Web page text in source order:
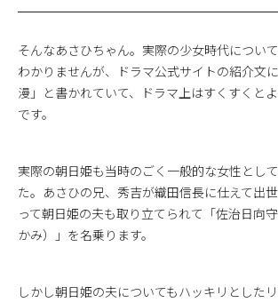
そんなあさひちゃん。実際の少女時代につい
わかりませんが、ドラマ公式サイトの紹介文
漫」と書かれていて、ドラマ上はすくすくと
です。
実際の朝日姫も当時のごく一般的な女性とし
た。あさひの兄、秀吉が織田信長に仕えて出
って朝日姫の夫も取り立てられて「佐治日向
かみ）」を名乗ります。
しかし朝日姫の夫についてもハッキリとした